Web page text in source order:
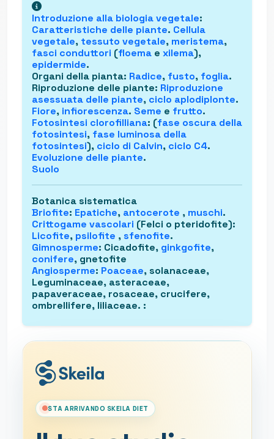
Introduzione alla biologia vegetale:
Caratteristiche delle piante. Cellula
vegetale, tessuto vegetale, meristema,
fasci conduttori (floema e xilema),
epidermide.
Organi della pianta: Radice, fusto, foglia.
Riproduzione delle piante: Riproduzione
asessuata delle piante, ciclo aplodiplonte.
Fiore, infiorescenza. Seme e frutto.
Fotosintesi clorofilliana: (fase oscura della
fotosintesi, fase luminosa della
fotosintesi), ciclo di Calvin, ciclo C4.
Evoluzione delle piante.
Suolo
Botanica sistematica
Briofite: Epatiche, antocerote , muschi.
Crittogame vascolari (Felci o pteridofite):
Licofite, psilofite , sfenofite.
Gimnosperme: Cicadofite, ginkgofite,
conifere, gnetofite
Angiosperme: Poaceae, solanaceae,
Leguminaceae, asteraceae,
papaveraceae, rosaceae, crucifere,
ombrellifere, liliaceae. :
STA ARRIVANDO SKEILA DIET